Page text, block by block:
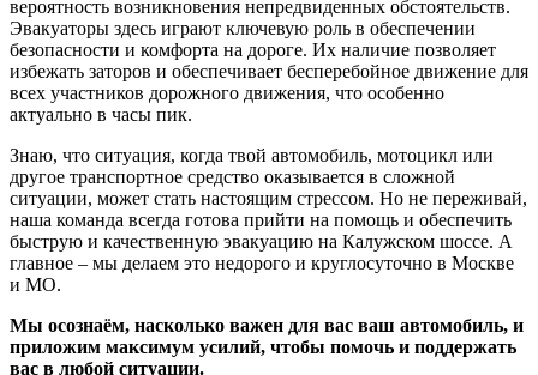
вероятность возникновения непредвиденных обстоятельств.
Эвакуаторы здесь играют ключевую роль в обеспечении
безопасности и комфорта на дороге. Их наличие позволяет
избежать заторов и обеспечивает бесперебойное движение для
всех участников дорожного движения, что особенно
актуально в часы пик.
Знаю, что ситуация, когда твой автомобиль, мотоцикл или
другое транспортное средство оказывается в сложной
ситуации, может стать настоящим стрессом. Но не переживай,
наша команда всегда готова прийти на помощь и обеспечить
быструю и качественную эвакуацию на Калужском шоссе. А
главное – мы делаем это недорого и круглосуточно в Москве
и МО.
Мы осознаём, насколько важен для вас ваш автомобиль, и
приложим максимум усилий, чтобы помочь и поддержать
вас в любой ситуации.